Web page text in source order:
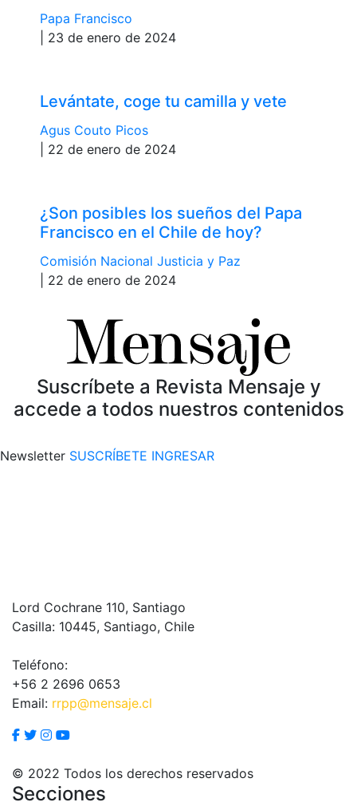
Papa Francisco
| 23 de enero de 2024
Levántate, coge tu camilla y vete
Agus Couto Picos
| 22 de enero de 2024
¿Son posibles los sueños del Papa
Francisco en el Chile de hoy?
Comisión Nacional Justicia y Paz
| 22 de enero de 2024
Suscríbete a Revista Mensaje y
accede a todos nuestros contenidos
Newsletter SUSCRÍBETE INGRESAR
Lord Cochrane 110, Santiago
Casilla: 10445, Santiago, Chile
Teléfono:
+56 2 2696 0653
Email: rrpp@mensaje.cl
© 2022 Todos los derechos reservados
Secciones